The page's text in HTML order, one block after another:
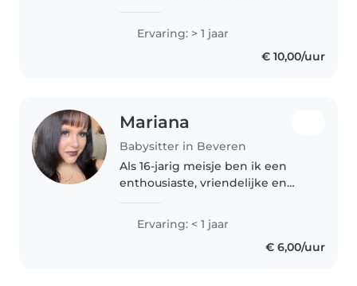
heb gewerkt in 4 vakanties ik
heb vier kleine broers, ik..
Ervaring: > 1 jaar
€ 10,00/uur
Mariana
Babysitter in Beveren
Als 16-jarig meisje ben ik een
enthousiaste, vriendelijke en
nog geen professionele ervaring
heb, heb ik veel ervaring met
het verzorgen van jongere..
Ervaring: < 1 jaar
€ 6,00/uur